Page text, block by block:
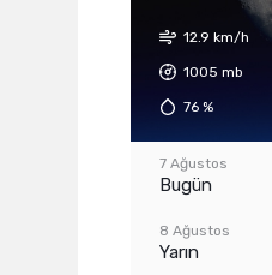
12.9 km/h
1005 mb
76 %
7 Ağustos
Bugün
8 Ağustos
Yarın